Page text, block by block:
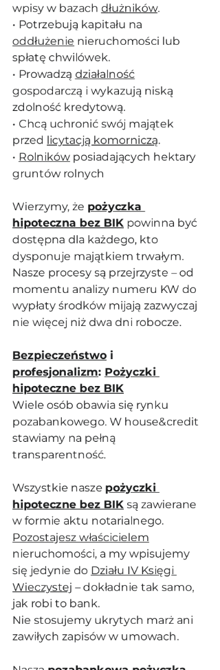
wpisy w bazach dłużników.
• Potrzebują kapitału na
oddłużenie nieruchomości lub
spłatę chwilówek.
• Prowadzą działalność
gospodarczą i wykazują niską
zdolność kredytową.
• Chcą uchronić swój majątek
przed licytacją komorniczą.
• Rolników posiadających hektary
gruntów rolnych
Wierzymy, że pożyczka
hipoteczna bez BIK powinna być
dostępna dla każdego, kto
dysponuje majątkiem trwałym.
Nasze procesy są przejrzyste – od
momentu analizy numeru KW do
wypłaty środków mijają zazwyczaj
nie więcej niż dwa dni robocze.
Bezpieczeństwo i
profesjonalizm: Pożyczki
hipoteczne bez BIK
Wiele osób obawia się rynku
pozabankowego. W house&credit
stawiamy na pełną
transparentność.
Wszystkie nasze pożyczki
hipoteczne bez BIK są zawierane
w formie aktu notarialnego.
Pozostajesz właścicielem
nieruchomości, a my wpisujemy
się jedynie do Działu IV Księgi
Wieczystej – dokładnie tak samo,
jak robi to bank.
Nie stosujemy ukrytych marż ani
zawiłych zapisów w umowach.